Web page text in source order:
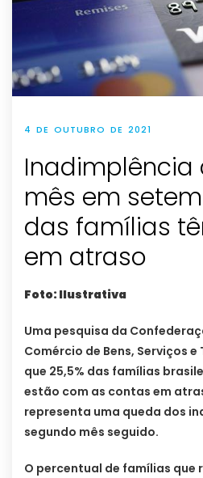
4 DE OUTUBRO DE 2021
Inadimplência
mês em
das famílias
em atraso
Foto: Ilustrativa
Uma pesquisa da
Comércio de Bens, Serviços
que 25,5% das famílias
estão com as contas em
representa uma queda dos
segundo mês seguido.
O percentual de famílias